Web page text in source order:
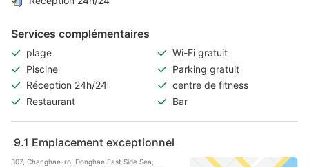
Services complémentaires
plage
Wi-Fi gratuit
Piscine
Parking gratuit
Réception 24h/24
centre de fitness
Restaurant
Bar
9.1 Emplacement exceptionnel
307, Changhae-ro, Donghae East Side Sea,